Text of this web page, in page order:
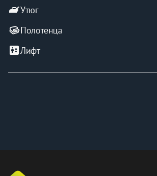
ironУтюг
Полотенца
elevatorЛифт